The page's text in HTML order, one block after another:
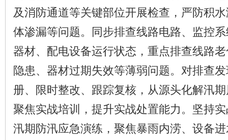
及消防通道等关键部位开展检查，严防积
体渗漏等问题。同步排查线路电路、监控
器材、配电设备运行状态，重点排查线路
隐患、器材过期失效等薄弱问题。对排查
册、限时整改、跟踪复核，从源头化解汛
聚焦实战培训，提升实战处置能力。坚持
汛期防汛应急演练，聚焦暴雨内涝、设备